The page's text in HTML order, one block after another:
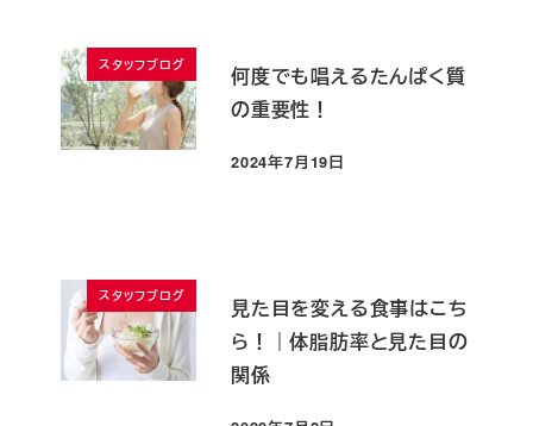
スタッフブログ
何度でも唱えるたんぱく質
の重要性！
投稿日
2024年7月19日
スタッフブログ
見た目を変える食事はこち
ら！｜体脂肪率と見た目の
関係